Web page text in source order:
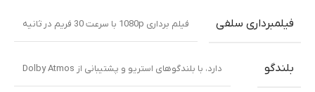
فیلمبرداری سلفی فیلم برداری 1080p با سرعت 30 فریم در ثانیه
بلندگو دارد، با بلندگوهای استریو و پشتیبانی از Dolby Atmos